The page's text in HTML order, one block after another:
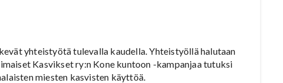
yhteistyötä tulevalla kaudella. Yhteistyöllä halutaan
Kasvikset ry:n Kone kuntoon -kampanjaa tutuksi
miesten kasvisten käyttöä.